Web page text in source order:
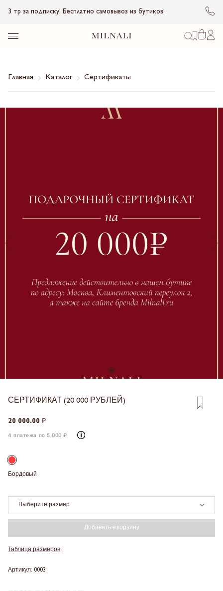
3 тр за подписку! Бесплатно самовывоз из бутиков!
Главная Каталог Сертификаты
СЕРТИФИКАТ (20 000 РУБЛЕЙ)
20 000.00 ₽
4 платежа по 5,000 ₽
Бордовый
Выберите размер
Добавить в корзину
Таблица размеров
Артикул: 0003